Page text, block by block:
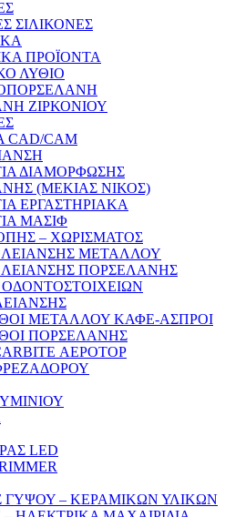
ΣΙΛΙΚΟΝΕΣ
ΠΡΟΪΟΝΤΑ
ΛΥΘΙΟ
ΖΙΡΚΟΝΙΟΥ
CAM
ΔΙΑΜΟΡΦΩΣΗΣ
(ΜΕΚΙΑΣ ΝΙΚΟΣ)
ΕΡΓΑΣΤΗΡΙΑΚΑ
ΜΑΣΙΦ
– ΧΩΡΙΣΜΑΤΟΣ
ΛΕΙΑΝΣΗΣ ΜΕΤΑΛΛΟΥ
ΛΕΙΑΝΣΗΣ ΠΟΡΣΕΛΑΝΗΣ
ΜΕΤΑΛΛΟΥ ΚΑΦΕ-ΑΣΠΡΟΙ
ΠΟΡΣΕΛΑΝΗΣ
ΑΕΡΟΤΟΡ
LED
ΓΥΨΟΥ – ΚΕΡΑΜΙΚΩΝ ΥΛΙΚΩΝ